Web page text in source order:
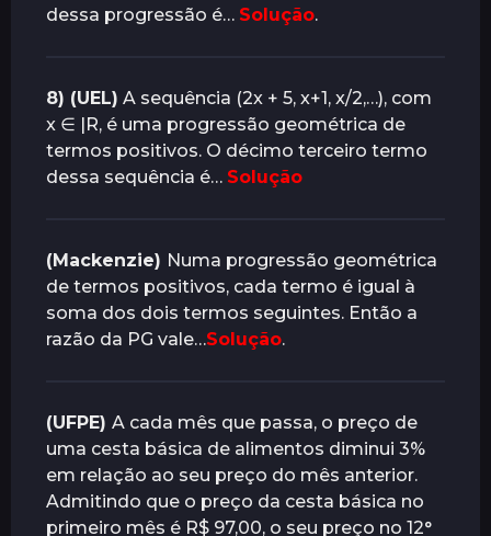
dessa progressão é… Solução.
8) (UEL) A sequência (2x + 5, x+1, x/2,…), com
x ∈ |R, é uma progressão geométrica de
termos positivos. O décimo terceiro termo
dessa sequência é… Solução
(Mackenzie) Numa progressão geométrica
de termos positivos, cada termo é igual à
soma dos dois termos seguintes. Então a
razão da PG vale…Solução.
(UFPE) A cada mês que passa, o preço de
uma cesta básica de alimentos diminui 3%
em relação ao seu preço do mês anterior.
Admitindo que o preço da cesta básica no
primeiro mês é R$ 97,00, o seu preço no 12°